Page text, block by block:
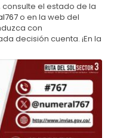
el estado de la
o en la web del
con
decisión cuenta. ¡En la